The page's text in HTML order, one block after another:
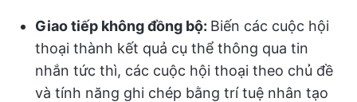
Giao tiếp không đồng bộ: Biến các cuộc hội
thoại thành kết quả cụ thể thông qua tin
nhắn tức thì, các cuộc hội thoại theo chủ đề
và tính năng ghi chép bằng trí tuệ nhân tạo